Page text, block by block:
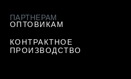
ПАРТНЕРАМ
ОПТОВИКАМ
КОНТРАКТНОЕ
ПРОИЗВОДСТВО